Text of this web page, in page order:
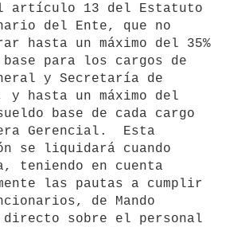
artículo 13 del Estatuto
del Ente, que no
hasta un máximo del 35%
para los cargos de
y Secretaría de
hasta un máximo del
base de cada cargo
Gerencial.  Esta
se liquidará cuando
teniendo en cuenta
las pautas a cumplir
de Mando
sobre el personal